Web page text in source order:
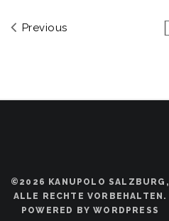
Previous
©2026 KANUPOLO SALZBURG,
ALLE RECHTE VORBEHALTEN.
POWERED BY WORDPRESS